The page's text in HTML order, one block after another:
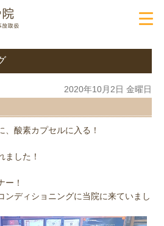
2020年10月2日 金曜日
酸素カプセルに入る！
ました！
ー！
ンディショニングに当院に来ていまし